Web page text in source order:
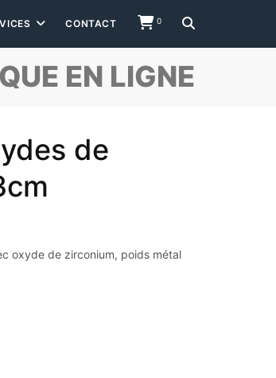
0
CONTACT
EN LIGNE
de
oxyde de zirconium, poids métal